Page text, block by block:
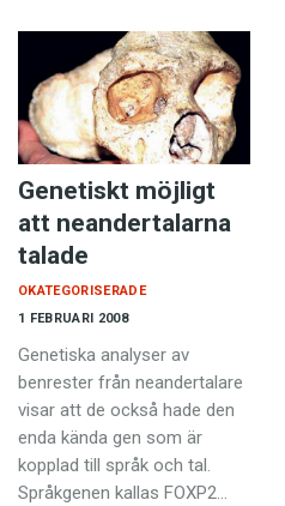
Genetiskt möjligt
att neandertalarna
talade
1 FEBRUARI 2008
OKATEGORISERADE
Genetiska analyser av
benrester från neandertalare
visar att de också hade den
enda kända gen som är
kopplad till språk och tal.
Språkgenen kallas FOXP2…